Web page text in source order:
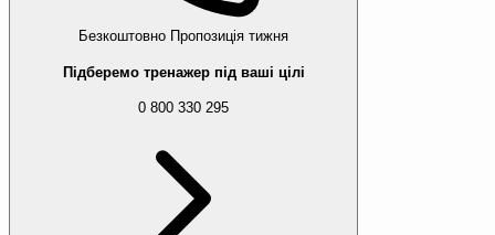
Безкоштовно Пропозиція тижня
Підберемо тренажер під ваші цілі
0 800 330 295